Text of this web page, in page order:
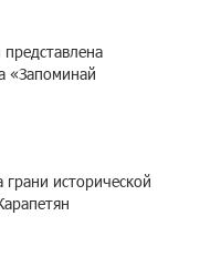
«Запоминай
грани исторической